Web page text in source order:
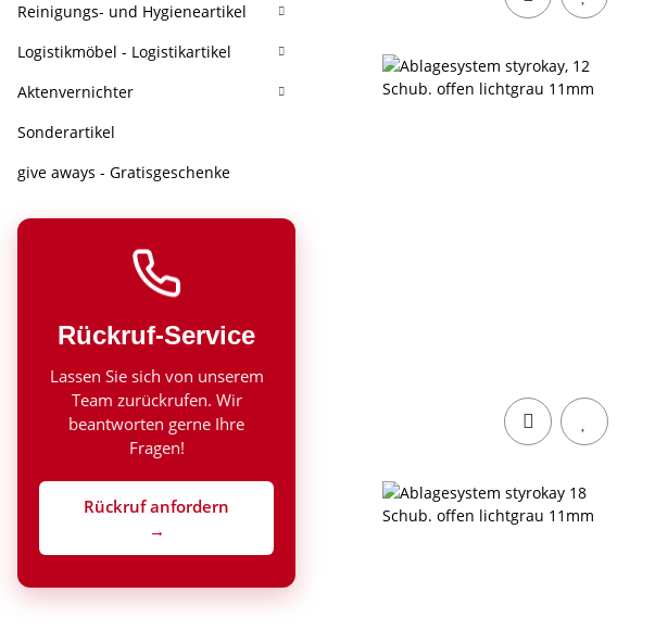
Reinigungs- und Hygieneartikel
Logistikmöbel - Logistikartikel
Aktenvernichter
Sonderartikel
give aways - Gratisgeschenke
Rückruf-Service
Lassen Sie sich von unserem
Team zurückrufen. Wir
beantworten gerne Ihre
Fragen!
Rückruf anfordern
→